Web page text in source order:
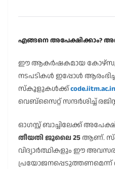
എങ്ങനെ അപേക്ഷിക്കാം?
ഈ ആകർഷകമായ
നടപടികൾ ഇപ്പോൾ
സ്കൂളുകൾക്ക്
വെബ്സൈറ്റ് സന്ദർശിച്ച്
ഓഗസ്റ്റ് ബാച്ചിലേക്ക്
തീയതി ജൂലൈ 25ആണ്.
വിദ്യാർത്ഥികളും ഈ